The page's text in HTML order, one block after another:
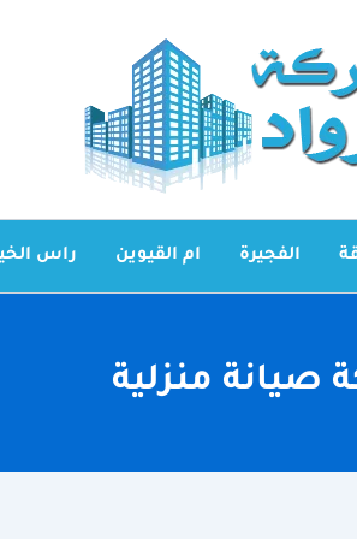
الفجيرة ام القيوين راس
صيانة منزلية